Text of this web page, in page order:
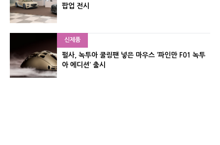
팝업 전시
신제품
펄사, 녹투아 쿨링팬 넣은 마우스 ‘파인만 F01 녹투
아 에디션’ 출시